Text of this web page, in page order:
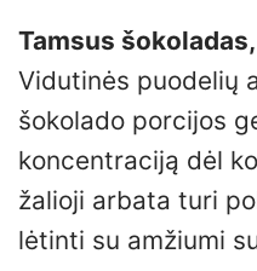
Tamsus
Vidutinės puodelių
šokolado porcijos
koncentraciją dėl
žalioji arbata turi
lėtinti su amžiumi